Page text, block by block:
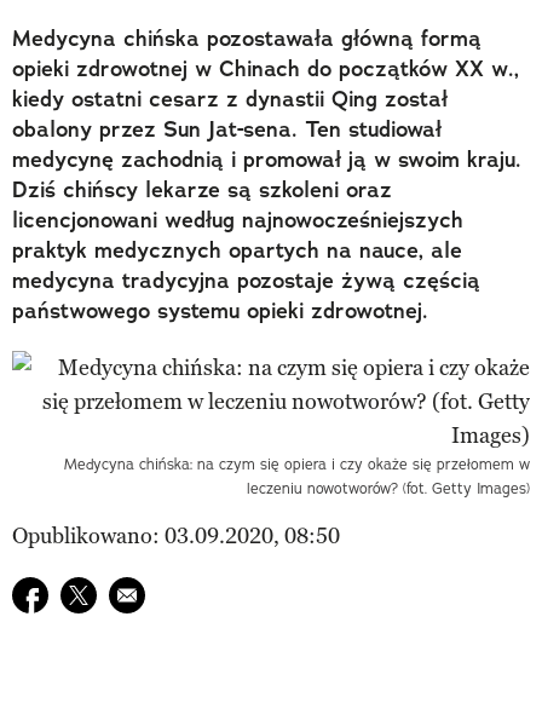
Medycyna chińska pozostawała główną formą
opieki zdrowotnej w Chinach do początków XX w.,
kiedy ostatni cesarz z dynastii Qing został
obalony przez Sun Jat-sena. Ten studiował
medycynę zachodnią i promował ją w swoim kraju.
Dziś chińscy lekarze są szkoleni oraz
licencjonowani według najnowocześniejszych
praktyk medycznych opartych na nauce, ale
medycyna tradycyjna pozostaje żywą częścią
państwowego systemu opieki zdrowotnej.
Medycyna chińska: na czym się opiera i czy okaże się przełomem w
leczeniu nowotworów? (fot. Getty Images)
Opublikowano: 03.09.2020, 08:50
Udostępnij na facebook
Udostępnij na twitter
E-mail do przyjaciela